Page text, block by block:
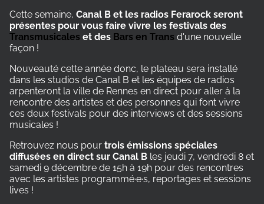
Cette semaine, Canal B et les radios Ferarock seront
présentes pour vous faire vivre les festivals des
Transmusicales et des Bars en Trans d'une nouvelle
façon !
Nouveauté cette année donc, le plateau sera installé
dans les studios de Canal B et les équipes de radios
arpenteront la ville de Rennes en direct pour aller à la
rencontre des artistes et des personnes qui font vivre
ces deux festivals pour des interviews et des sessions
musicales !
Retrouvez nous pour trois émissions spéciales
diffusées en direct sur Canal B les jeudi 7, vendredi 8 et
samedi 9 décembre de 15h à 19h pour des rencontres
avec les artistes programmé·e·s, reportages et sessions
lives !